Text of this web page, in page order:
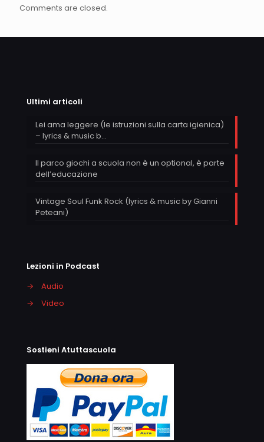
Comments are closed.
Ultimi articoli
Lei ama leggere (le istruzioni sulla carta igienica)
– lyrics & music b…
Il parco giochi a scuola non è un optional, è parte
dell’educazione
Vintage Soul Funk Rock (lyrics & music by Gianni
Peteani)
Lezioni in Podcast
→
Audio
→
Video
Sostieni Atuttascuola